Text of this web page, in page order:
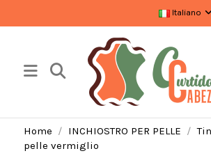
Italiano
Home INCHIOSTRO PER PELLE
pelle vermiglio